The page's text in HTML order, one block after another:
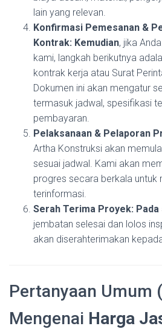
lain yang relevan.
Konfirmasi Pemesanan &
Kontrak: Kemudian, jika
kami, langkah berikutnya
kontrak kerja atau Surat
Dokumen ini akan mengatur
termasuk jadwal, spesifikasi
pembayaran.
Pelaksanaan & Pelaporan
Artha Konstruksi akan
sesuai jadwal. Kami akan
progres secara berkala untuk
terinformasi.
Serah Terima Proyek:
jembatan selesai dan lolos
akan diserahterimakan
Pertanyaan Umum
Mengenai Harga